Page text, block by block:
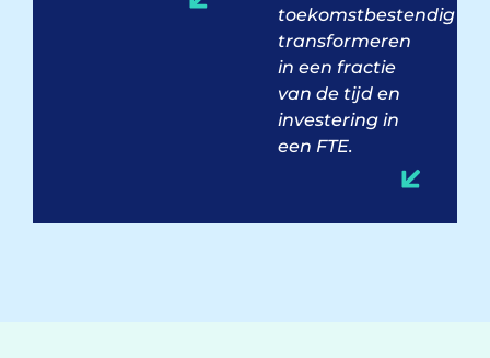
toekomstbestendig
transformeren
in een fractie
van de tijd en
investering in
een FTE.